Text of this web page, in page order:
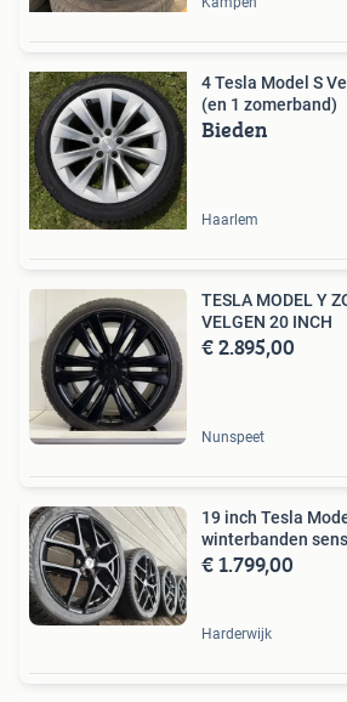
4 Tesla Model S
(en 1 zomerband)
Bieden
Haarlem
TESLA MODEL Y
VELGEN 20 INCH
€ 2.895,00
Nunspeet
19 inch Tesla
winterbanden
€ 1.799,00
Harderwijk